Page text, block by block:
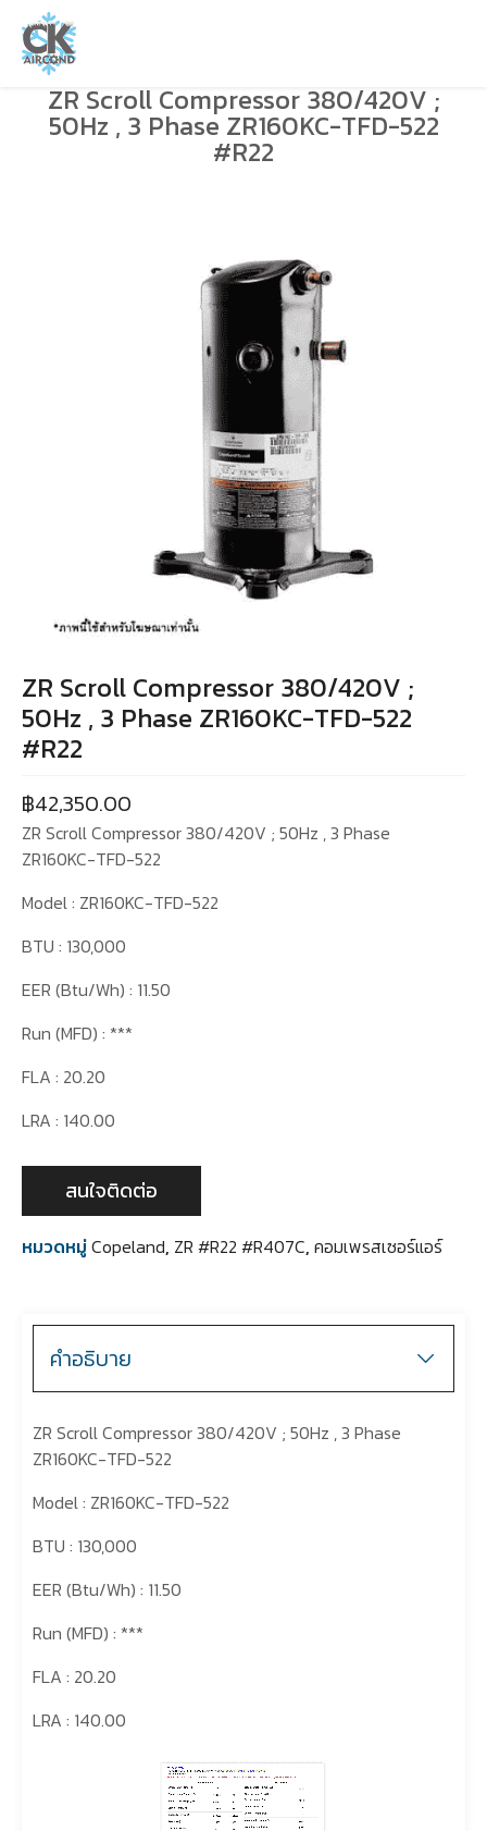
ZR Scroll Compressor 380/420V ;
50Hz , 3 Phase ZR160KC-TFD-522
#R22
ZR Scroll Compressor 380/420V ;
50Hz , 3 Phase ZR160KC-TFD-522
#R22
฿42,350.00
ZR Scroll Compressor 380/420V ; 50Hz , 3 Phase
ZR160KC-TFD-522
Model : ZR160KC-TFD-522
BTU : 130,000
EER (Btu/Wh) : 11.50
Run (MFD) : ***
FLA : 20.20
LRA : 140.00
สนใจติดต่อ
หมวดหมู่Copeland, ZR #R22 #R407C, คอมเพรสเซอร์แอร์
คำอธิบาย
ZR Scroll Compressor 380/420V ; 50Hz , 3 Phase
ZR160KC-TFD-522
Model : ZR160KC-TFD-522
BTU : 130,000
EER (Btu/Wh) : 11.50
Run (MFD) : ***
FLA : 20.20
LRA : 140.00